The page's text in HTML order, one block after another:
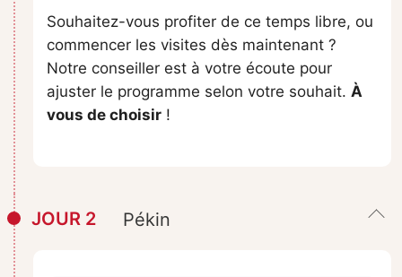
Souhaitez-vous profiter de ce temps libre, ou
commencer les visites dès maintenant ?
Notre conseiller est à votre écoute pour
ajuster le programme selon votre souhait. À
vous de choisir !
JOUR 2 Pékin